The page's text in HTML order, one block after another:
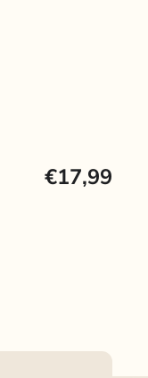
€17,99